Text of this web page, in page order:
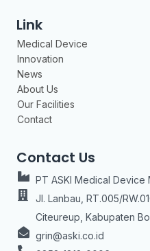
Link
Medical Device
Innovation
News
About Us
Our Facilities
Contact
Contact Us
PT ASKI Medical Device
Jl. Lanbau, RT.005/
Citeureup, Kabupaten
grin@aski.co.id